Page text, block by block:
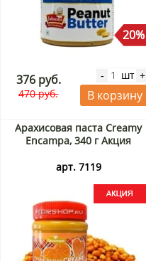
20%
376 руб.
470 руб.
- шт +
В корзину
Арахисовая паста Creamy
Encampa, 340 г Акция
арт. 7119